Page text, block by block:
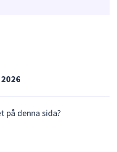
på denna sida?